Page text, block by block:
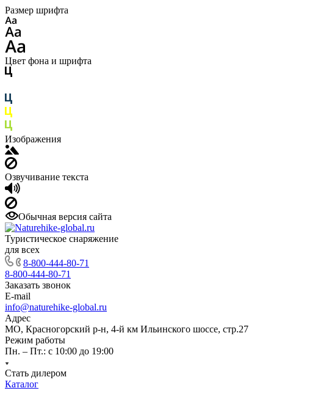
Размер шрифта
Цвет фона и шрифта
Изображения
Озвучивание текста
Обычная версия сайта
Туристическое снаряжение
для всех
8-800-444-80-71
8-800-444-80-71
Заказать звонок
E-mail
info@naturehike-global.ru
Адрес
МО, Красногорский р-н, 4-й км Ильинского шоссе, стр.27
Режим работы
Пн. – Пт.: с 10:00 до 19:00
Стать дилером
Каталог